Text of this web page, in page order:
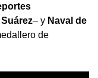
– y Naval de
de